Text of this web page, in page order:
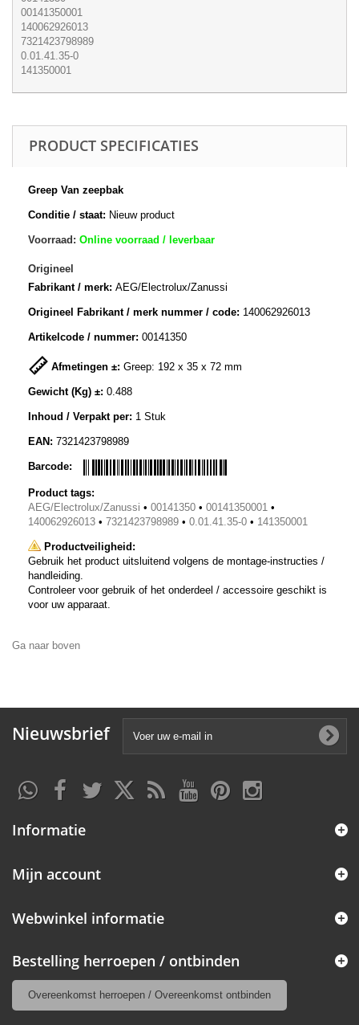
00141350001
140062926013
7321423798989
0.01.41.35-0
141350001
PRODUCT SPECIFICATIES
Greep Van zeepbak
Conditie / staat: Nieuw product
Voorraad: Online voorraad / leverbaar
Origineel
Fabrikant / merk: AEG/Electrolux/Zanussi
Origineel Fabrikant / merk nummer / code: 140062926013
Artikelcode / nummer: 00141350
Afmetingen ±: Greep: 192 x 35 x 72 mm
Gewicht (Kg) ±: 0.488
Inhoud / Verpakt per: 1 Stuk
EAN: 7321423798989
Barcode:
Product tags:
AEG/Electrolux/Zanussi • 00141350 • 00141350001 •
140062926013 • 7321423798989 • 0.01.41.35-0 • 141350001
Productveiligheid:
Gebruik het product uitsluitend volgens de montage-instructies /
handleiding.
Controleer voor gebruik of het onderdeel / accessoire geschikt is
voor uw apparaat.
Ga naar boven
Nieuwsbrief
Informatie
Mijn account
Webwinkel informatie
Bestelling herroepen / ontbinden
Overeenkomst herroepen / Overeenkomst ontbinden